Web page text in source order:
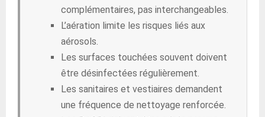
complémentaires, pas interchangeables.
L’aération limite les risques liés aux
aérosols.
Les surfaces touchées souvent doivent
être désinfectées régulièrement.
Les sanitaires et vestiaires demandent
une fréquence de nettoyage renforcée.